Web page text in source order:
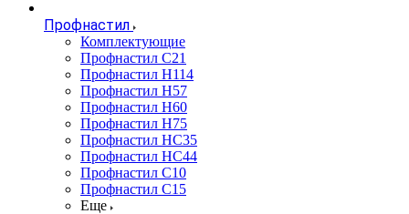
Профнастил
Комплектующие
Профнастил C21
Профнастил Н114
Профнастил Н57
Профнастил Н60
Профнастил Н75
Профнастил НС35
Профнастил НС44
Профнастил С10
Профнастил С15
Еще